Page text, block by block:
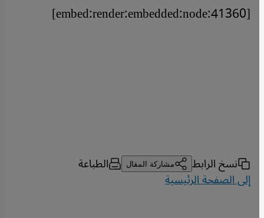
[embed:render:embedded:node:41360]
نسخ الرابط مشاركة المقال الطباعة
إلى الصفحة الرئيسية